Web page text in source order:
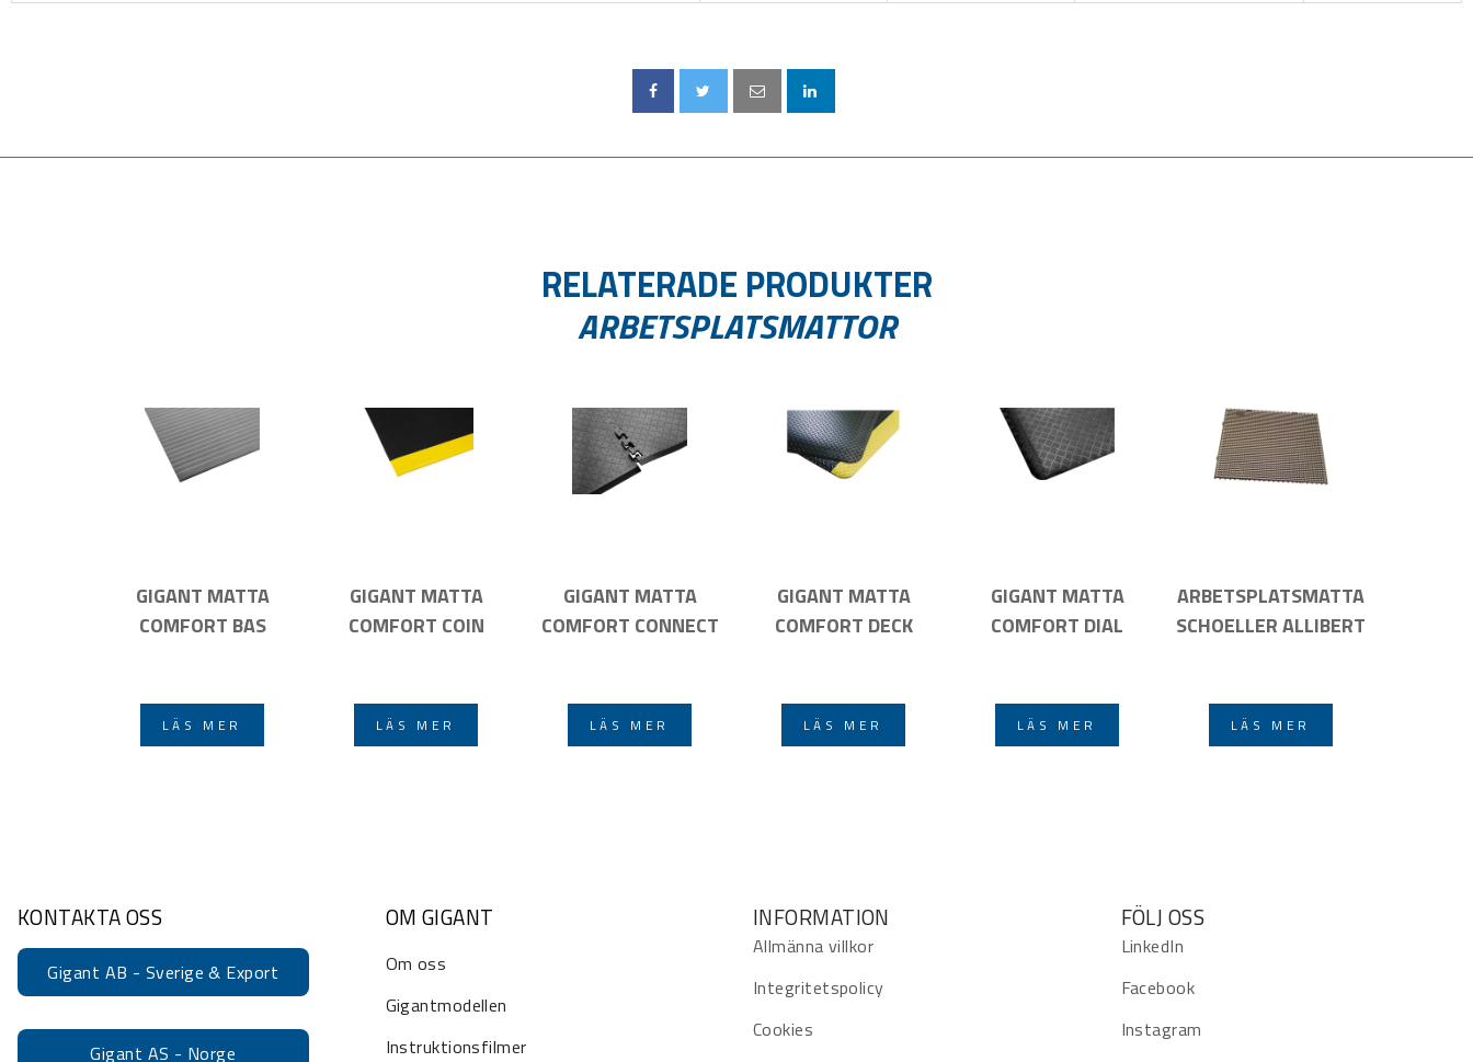
RELATERADE PRODUKTER
ARBETSPLATSMATTOR
GIGANT MATTA
COMFORT BAS
LÄS MER
GIGANT MATTA
COMFORT COIN
LÄS MER
GIGANT MATTA
COMFORT CONNECT
LÄS MER
GIGANT MATTA
COMFORT DECK
LÄS MER
GIGANT MATTA
COMFORT DIAL
LÄS MER
ARBETSPLATSMATTA
SCHOELLER ALLIBERT
LÄS MER
KONTAKTA OSS
Gigant AB - Sverige & Export
Gigant AS - Norge
OM GIGANT
Om oss
Gigantmodellen
Instruktionsfilmer
INFORMATION
Allmänna villkor
Integritetspolicy
Cookies
FÖLJ OSS
LinkedIn
Facebook
Instagram